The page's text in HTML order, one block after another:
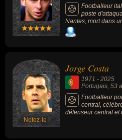
Footballeur
poste
Nantes, mort dans
dessus de la Manche.
Notez-le !
Jorge Costa
1971 - 2025
Portugais , 53
Footballeur
central,
défenseur central et
avec lequel il a
nationaux et